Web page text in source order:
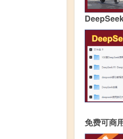
免费可商